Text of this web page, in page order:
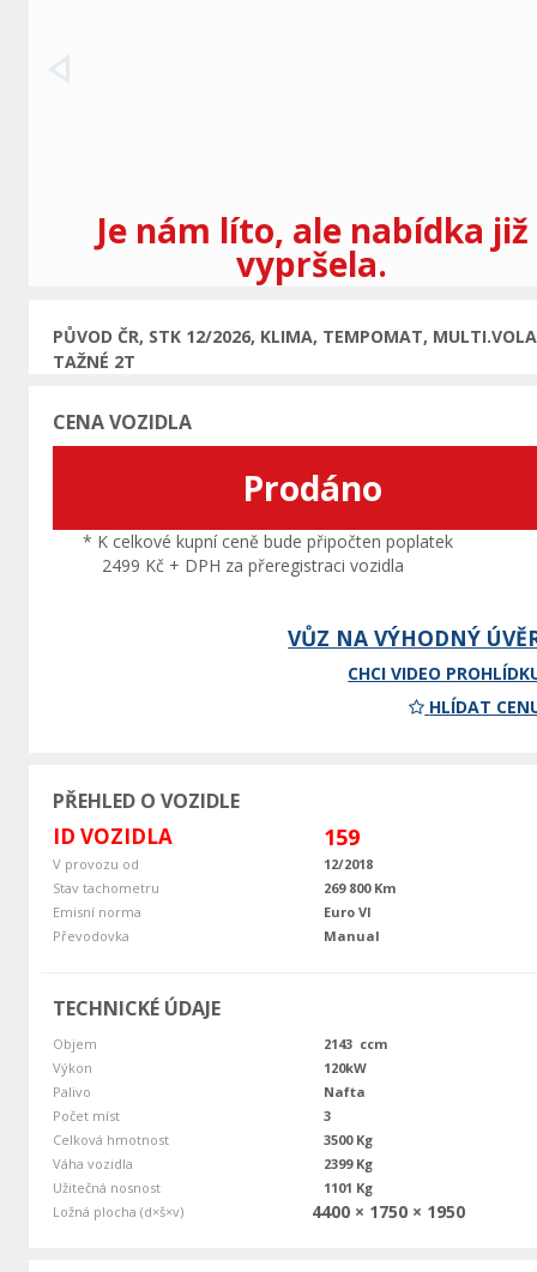
Je nám líto, ale nabídka již
vypršela.
PŮVOD ČR, STK 12/2026, KLIMA, TEMPOMAT,
TAŽNÉ 2T
CENA VOZIDLA
Prodáno
* K celkové kupní ceně bude připočten poplatek
2499 Kč + DPH za přeregistraci vozidla
VŮZ NA VÝHODNÝ
CHCI VIDEO
HLÍDAT
PŘEHLED O VOZIDLE
ID VOZIDLA 159
V provozu od
12/2018
Stav tachometru
269 800 Km
Emisní norma
Euro VI
Převodovka
Manual
TECHNICKÉ ÚDAJE
Objem
2143 ccm
Výkon
120kW
Palivo
Nafta
Počet míst
3
Celková hmotnost
3500 Kg
Váha vozidla
2399 Kg
Užitečná nosnost
1101 Kg
Ložná plocha (d×š×v)
4400 × 1750 × 1950